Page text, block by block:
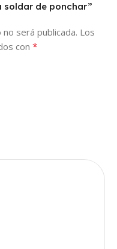
soldar de ponchar”
será publicada. Los
con *